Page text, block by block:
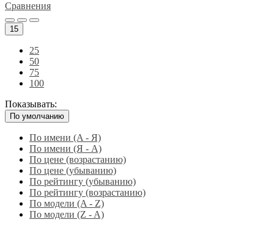
Сравнения
15
25
50
75
100
Показывать:
По умолчанию
По имени (A - Я)
По имени (Я - A)
По цене (возрастанию)
По цене (убыванию)
По рейтингу (убыванию)
По рейтингу (возрастанию)
По модели (A - Z)
По модели (Z - A)